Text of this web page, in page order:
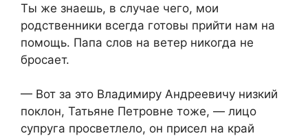
Ты же знаешь, в случае чего, мои
родственники всегда готовы прийти нам на
помощь. Папа слов на ветер никогда не
бросает.
— Вот за это Владимиру Андреевичу низкий
поклон, Татьяне Петровне тоже, — лицо
супруга просветлело, он присел на край